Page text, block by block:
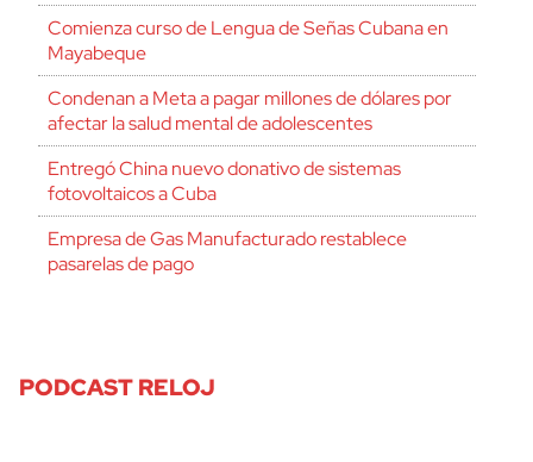
Comienza curso de Lengua de Señas Cubana en
Mayabeque
Condenan a Meta a pagar millones de dólares por
afectar la salud mental de adolescentes
Entregó China nuevo donativo de sistemas
fotovoltaicos a Cuba
Empresa de Gas Manufacturado restablece
pasarelas de pago
PODCAST RELOJ